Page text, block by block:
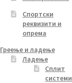
Спортски
реквизити и
опрема
Греење и ладење
Ладење
Сплит
системи